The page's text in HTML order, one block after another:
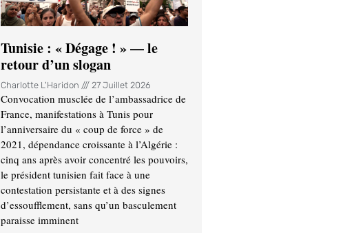
Tunisie : « Dégage ! » — le
retour d’un slogan
Charlotte L'Haridon 27 Juillet 2026
Convocation musclée de l’ambassadrice de
France, manifestations à Tunis pour
l’anniversaire du « coup de force » de
2021, dépendance croissante à l’Algérie :
cinq ans après avoir concentré les pouvoirs,
le président tunisien fait face à une
contestation persistante et à des signes
d’essoufflement, sans qu’un basculement
paraisse imminent